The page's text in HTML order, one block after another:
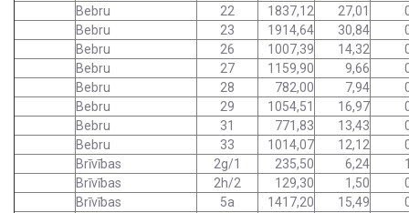
Bebru
22 1837,12 27,01
Bebru
23 1914,64 30,84
Bebru
26 1007,39 14,32
Bebru
27 1159,90 9,66
Bebru
28 782,00 7,94
Bebru
29 1054,51 16,97
Bebru
31 771,83 13,43
Bebru
33 1014,07 12,12
Brīvības
2g/1 235,50 6,24
Brīvības
2h/2 129,30 1,50
Brīvības
5a 1417,20 15,49